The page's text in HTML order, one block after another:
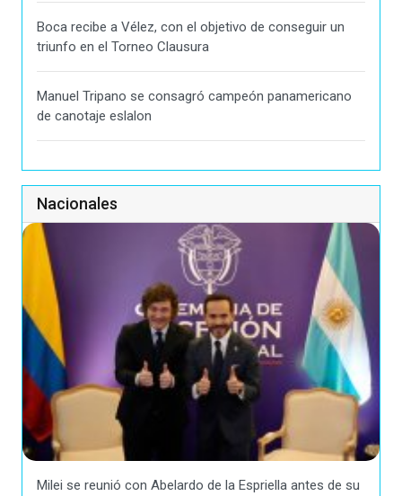
Boca recibe a Vélez, con el objetivo de conseguir un
triunfo en el Torneo Clausura
Manuel Tripano se consagró campeón panamericano
de canotaje eslalon
Nacionales
Milei se reunió con Abelardo de la Espriella antes de su